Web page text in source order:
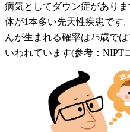
病気としてダウン症があり
体が1本多い先天性疾患です
んが生まれる確率は25歳で
いわれています(参考：NIPT